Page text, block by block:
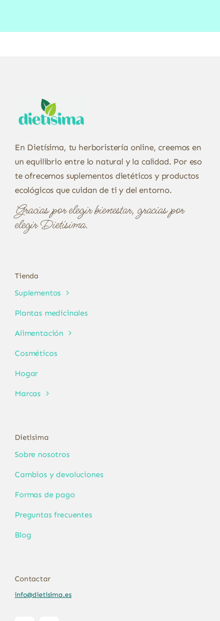
En Dietísima, tu herboristería online, creemos en
un equilibrio entre lo natural y la calidad. Por eso
te ofrecemos suplementos dietéticos y productos
ecológicos que cuidan de ti y del entorno.
Gracias por elegir bienestar, gracias por
elegir Dietísima.
Tienda
Suplementos
Plantas medicinales
Alimentación
Cosméticos
Hogar
Marcas
Dietisima
Sobre nosotros
Cambios y devoluciones
Formas de pago
Preguntas frecuentes
Blog
Contactar
info@dietisima.es